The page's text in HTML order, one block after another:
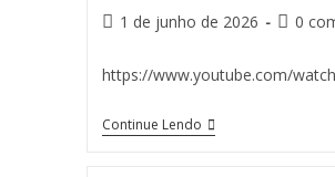
1 de junho de 2026 0
https://www.youtube.com/
Continue Lendo